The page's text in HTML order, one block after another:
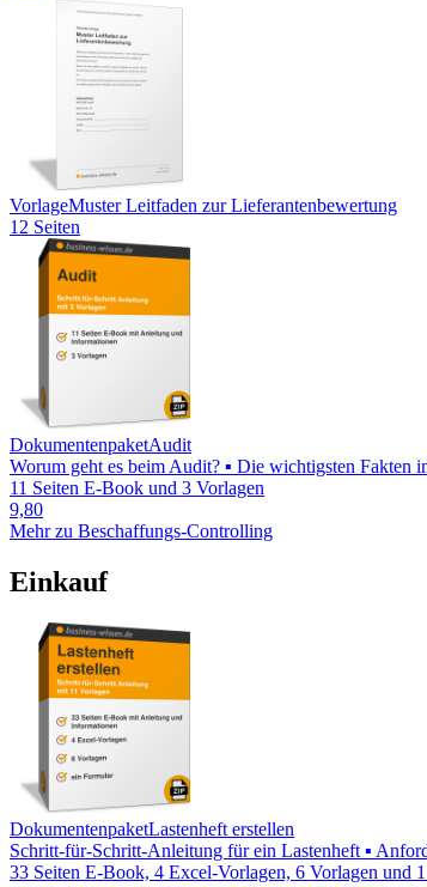
VorlageMuster Leitfaden zur Lieferantenbewertung
12 Seiten
DokumentenpaketAudit
Worum geht es beim Audit? ▪ Die wichtigsten Fakten
11 Seiten E-Book und 3 Vorlagen
9,80
Mehr zu Beschaffungs-Controlling
Einkauf
DokumentenpaketLastenheft erstellen
Schritt-für-Schritt-Anleitung für ein Lastenheft ▪
33 Seiten E-Book, 4 Excel-Vorlagen, 6 Vorlagen und